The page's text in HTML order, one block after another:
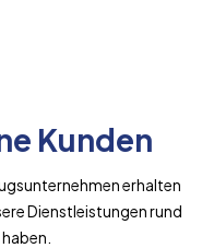
Kunden
erhalten
Dienstleistungen rund